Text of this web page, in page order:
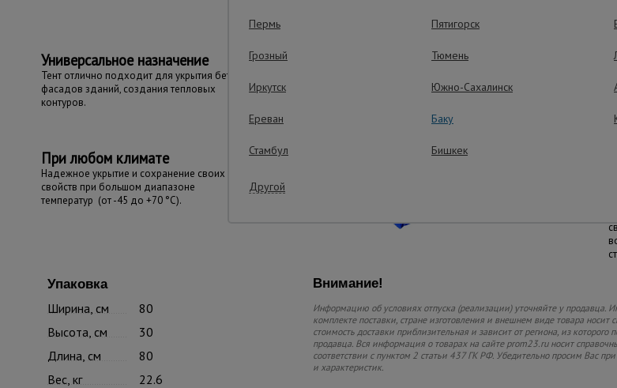
Универсальное назначение
Тент отлично подходит для укрытия бетона,
фасадов зданий, создания тепловых
контуров.
При любом климате
Надежное укрытие и сохранение своих
свойств при большом диапазоне
температур (от -45 до +70 °С).
Упаковка
Ширина, см
80
Высота, см
30
Длина, см
80
Вес, кг
22.6
Внимание!
Информацию об условиях отпуска (реализации) уточняйте у продавца.
комплекте поставки, стране изготовления и внешнем виде товара носит
стоимость доставки приблизительная и зависит от региона, из которого
продавца. Вся информация о товарах на сайте prom23.ru носит
соответствии с пунктом 2 статьи 437 ГК РФ. Убедительно просим Вас
и характеристик.
Пермь Пятигорск
Грозный Тюмень
Иркутск Южно-Сахалинск
Ереван Баку
Стамбул Бишкек
Другой